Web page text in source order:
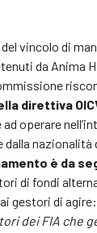
vincolo di
da Anima
direttiva
operare
dalla
è da
di fondi
gestori di agire:
dei FIA che